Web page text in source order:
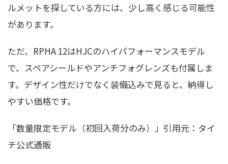
ルメットを探している方には、少し高く感じる可能性
があります。
ただ、RPHA 12はHJCのハイパフォーマンスモデル
で、スペアシールドやアンチフォグレンズも付属しま
す。デザイン性だけでなく装備込みで見ると、納得し
やすい価格です。
「数量限定モデル（初回入荷分のみ）」引用元：タイ
チ公式通販